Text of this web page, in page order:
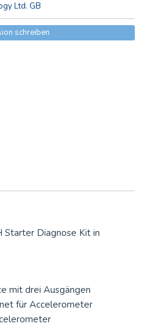
Ltd. GB
schreiben
Starter Diagnose Kit in
mit drei Ausgängen
für Accelerometer